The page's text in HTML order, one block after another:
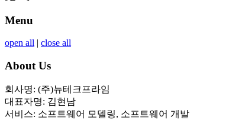
Menu
open all | close all
About Us
회사명: (주)뉴테크프라임
대표자명: 김현남
서비스: 소프트웨어 모델링, 소프트웨어 개발